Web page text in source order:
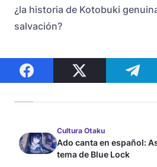
¿la historia de Kotobuki
salvación?
Cultura Otaku
Ado canta en español:
tema de Blue Lock